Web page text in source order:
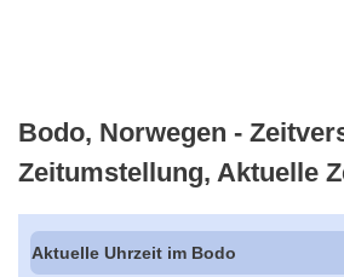
Bodo, Norwegen -
Zeitumstellung, Aktuelle
Aktuelle Uhrzeit im Bodo